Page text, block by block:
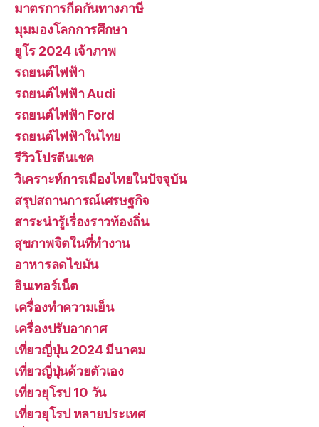
มาตรการกีดกันทางภาษี
มุมมองโลกการศึกษา
ยูโร 2024 เจ้าภาพ
รถยนต์ไฟฟ้า
รถยนต์ไฟฟ้า Audi
รถยนต์ไฟฟ้า Ford
รถยนต์ไฟฟ้าในไทย
รีวิวโปรตีนเชค
วิเคราะห์การเมืองไทยในปัจจุบัน
สรุปสถานการณ์เศรษฐกิจ
สาระน่ารู้เรื่องราวท้องถิ่น
สุขภาพจิตในที่ทำงาน
อาหารลดไขมัน
อินเทอร์เน็ต
เครื่องทำความเย็น
เครื่องปรับอากาศ
เที่ยวญี่ปุ่น 2024 มีนาคม
เที่ยวญี่ปุ่นด้วยตัวเอง
เที่ยวยุโรป 10 วัน
เที่ยวยุโรป หลายประเทศ